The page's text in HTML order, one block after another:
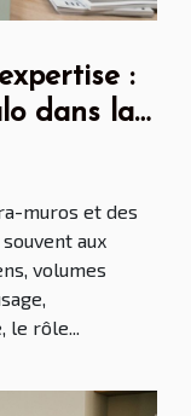
:
dans la
muros et des
aux
volumes
rôle...